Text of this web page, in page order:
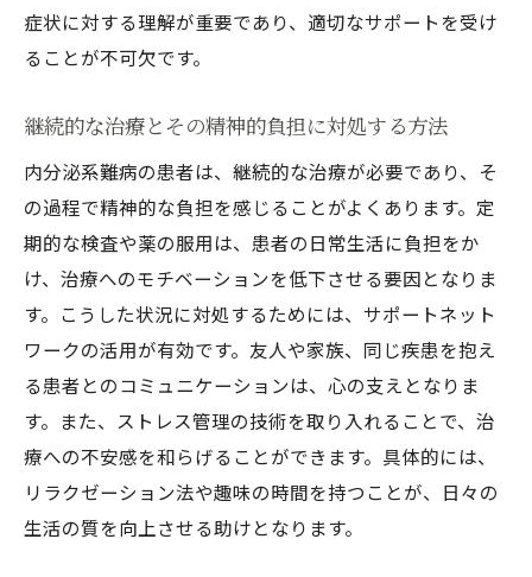
症状に対する理解が重要であり、適切なサポートを受け
ることが不可欠です。
継続的な治療とその精神的負担に対処する方法
内分泌系難病の患者は、継続的な治療が必要であり、そ
の過程で精神的な負担を感じることがよくあります。定
期的な検査や薬の服用は、患者の日常生活に負担をか
け、治療へのモチベーションを低下させる要因となりま
す。こうした状況に対処するためには、サポートネット
ワークの活用が有効です。友人や家族、同じ疾患を抱え
る患者とのコミュニケーションは、心の支えとなりま
す。また、ストレス管理の技術を取り入れることで、治
療への不安感を和らげることができます。具体的には、
リラクゼーション法や趣味の時間を持つことが、日々の
生活の質を向上させる助けとなります。